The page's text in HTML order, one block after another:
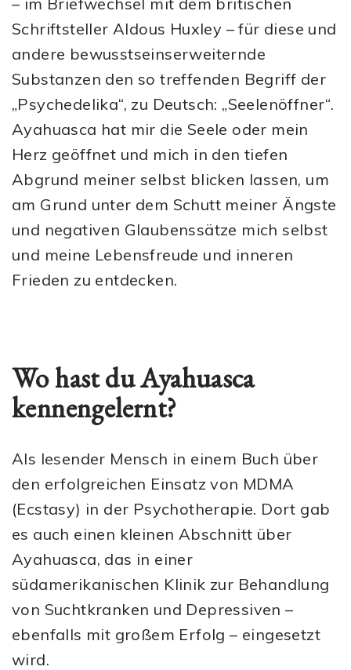
Schriftsteller Aldous Huxley – für diese und
andere bewusstseinserweiternde
Substanzen den so treffenden Begriff der
„Psychedelika“, zu Deutsch: „Seelenöffner“.
Ayahuasca hat mir die Seele oder mein
Herz geöffnet und mich in den tiefen
Abgrund meiner selbst blicken lassen, um
am Grund unter dem Schutt meiner Ängste
und negativen Glaubenssätze mich selbst
und meine Lebensfreude und inneren
Frieden zu entdecken.
Wo hast du Ayahuasca
kennengelernt?
Als lesender Mensch in einem Buch über
den erfolgreichen Einsatz von MDMA
(Ecstasy) in der Psychotherapie. Dort gab
es auch einen kleinen Abschnitt über
Ayahuasca, das in einer
südamerikanischen Klinik zur Behandlung
von Suchtkranken und Depressiven –
ebenfalls mit großem Erfolg – eingesetzt
wird.